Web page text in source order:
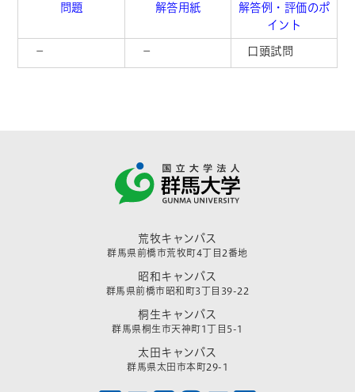
問題 解答用紙
解答例・評価のポ
イント
－ － 口頭試問
荒牧キャンパス
群馬県前橋市荒牧町4丁目2番地
昭和キャンパス
群馬県前橋市昭和町3丁目39-22
桐生キャンパス
群馬県桐生市天神町1丁目5-1
太田キャンパス
群馬県太田市本町29-1